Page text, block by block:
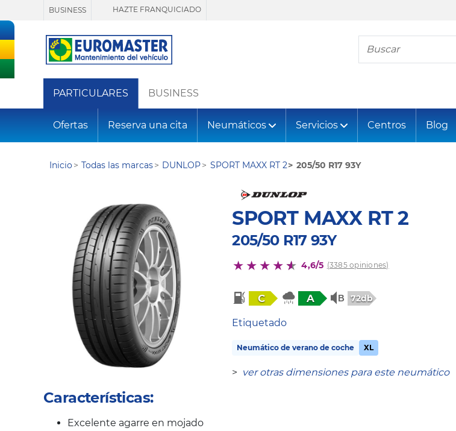
BUSINESS HAZTE FRANQUICIADO
Busca tu neumático
PARTICULARES BUSINESS
Ofertas Reserva una cita Neumáticos Servicios Centros Blog
Inicio Todas las marcas DUNLOP SPORT MAXX RT 2 205/50 R17 93Y
SPORT MAXX RT 2
205/50 R17 93Y
4,6/5 (3385 opiniones)
C A 72db
Etiquetado
Neumático de verano de coche XL
> ver otras dimensiones para este neumático
Características:
Excelente agarre en mojado